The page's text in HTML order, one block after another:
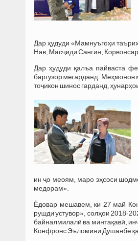
Дар ҳудуди «Мамнуъгоҳи
Нав, Масҷиди Сангин,
Дар ҳудуди қалъа пайваста
баргузор мегарданд. Меҳмонон
тоҷикон шинос гарданд,
ин ҷо меоям, маро эҳсоси
медорам».
Ёдовар мешавем, ки 27 май
рушди устувор», солҳои 2018-
байналмилалӣ ва минтақавӣ,
Конфронс Эъломияи Душанбе